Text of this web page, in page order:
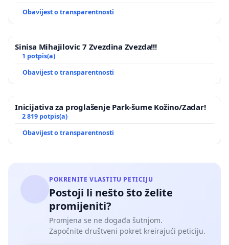
Obavijest o transparentnosti
Sinisa Mihajilovic 7 Zvezdina Zvezda!!!
1 potpis(a)
Obavijest o transparentnosti
Inicijativa za proglašenje Park-šume Kožino/Zadar!
2 819 potpis(a)
Obavijest o transparentnosti
POKRENITE VLASTITU PETICIJU
Postoji li nešto što želite
promijeniti?
Promjena se ne događa šutnjom.
Započnite društveni pokret kreirajući peticiju.